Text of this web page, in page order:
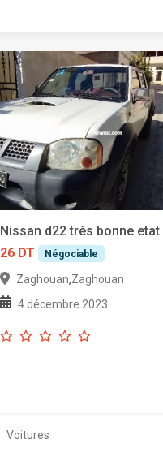
Nissan d22 très bonne etat
26 DT
Négociable
Zaghouan,Zaghouan
4 décembre 2023
Voitures